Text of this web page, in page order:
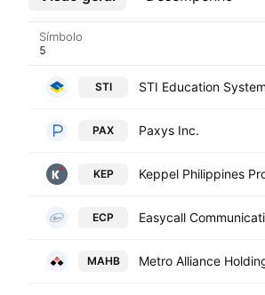
Símbolo
STI
PAX Paxys Inc.
KEP
ECP
MAHB